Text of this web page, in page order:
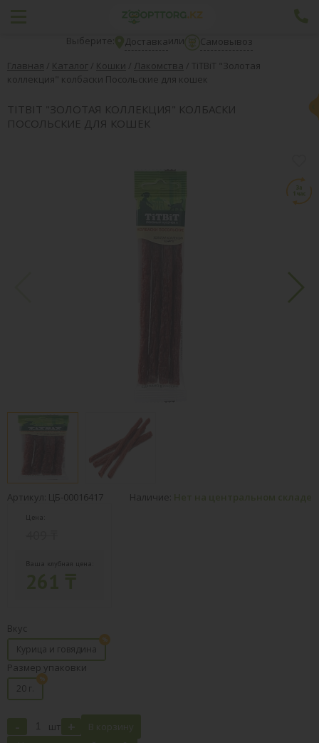
Выберите: Доставкаили
Самовывоз
Главная / Каталог / Кошки / Лакомства / TiTBiT "Золотая
коллекция" колбаски Посольские для кошек
TITBIT "ЗОЛОТАЯ КОЛЛЕКЦИЯ" КОЛБАСКИ
ПОСОЛЬСКИЕ ДЛЯ КОШЕК
Артикул: ЦБ-00016417 Наличие: Нет на центральном складе
Цена:
Ваша клубная цена:
Вкус
Курица и говядина
Размер упаковки
20 г.
- шт + В корзину